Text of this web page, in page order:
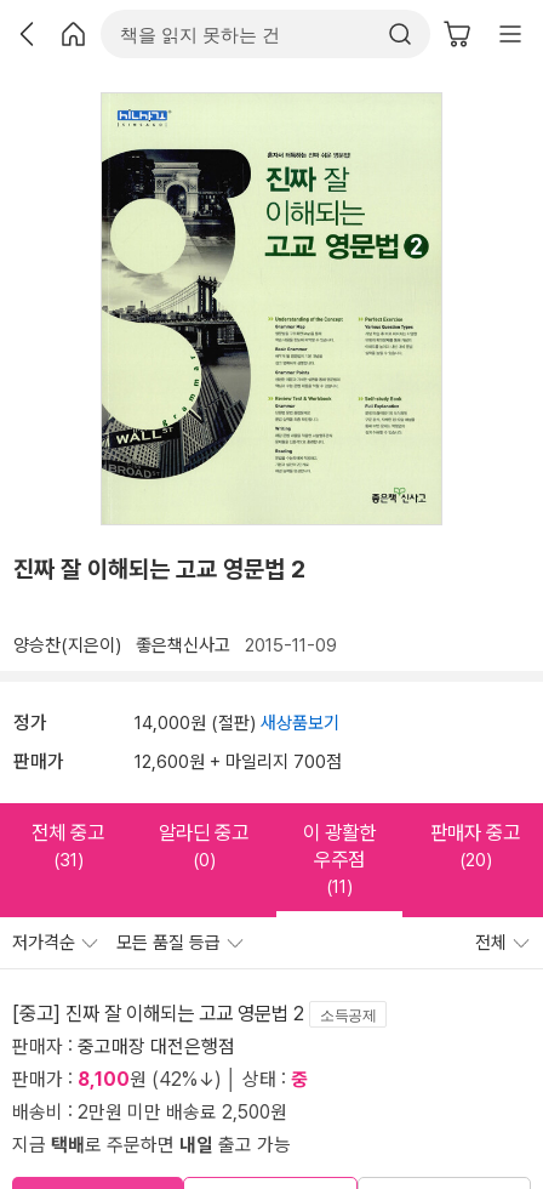
진짜 잘 이해되는 고교 영문법 2
양승찬(지은이) 좋은책신사고 2015-11-09
정가 14,000원 (절판) 새상품보기
판매가 12,600원 + 마일리지 700점
전체 중고
(31)
알라딘 중고
(0)
이 광활한
우주점
(11)
판매자 중고
(20)
저가격순 모든 품질 등급 전체
[중고] 진짜 잘 이해되는 고교 영문법 2 소득공제
판매자 : 중고매장 대전은행점
판매가 : 8,100원 (42%↓) │ 상태 : 중
배송비 : 2만원 미만 배송료 2,500원
지금 택배로 주문하면 내일 출고 가능